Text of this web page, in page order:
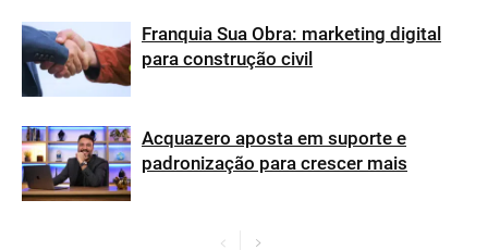
Franquia Sua Obra: marketing digital
para construção civil
Acquazero aposta em suporte e
padronização para crescer mais